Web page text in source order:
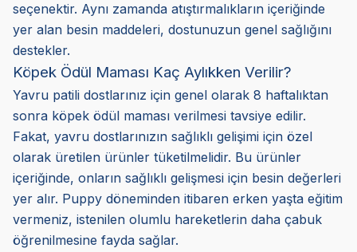
seçenektir. Aynı zamanda atıştırmalıkların içeriğinde
yer alan besin maddeleri, dostunuzun genel sağlığını
destekler.
Köpek Ödül Maması Kaç Aylıkken Verilir?
Yavru patili dostlarınız için genel olarak 8 haftalıktan
sonra köpek ödül maması verilmesi tavsiye edilir.
Fakat, yavru dostlarınızın sağlıklı gelişimi için özel
olarak üretilen ürünler tüketilmelidir. Bu ürünler
içeriğinde, onların sağlıklı gelişmesi için besin değerleri
yer alır. Puppy döneminden itibaren erken yaşta eğitim
vermeniz, istenilen olumlu hareketlerin daha çabuk
öğrenilmesine fayda sağlar.